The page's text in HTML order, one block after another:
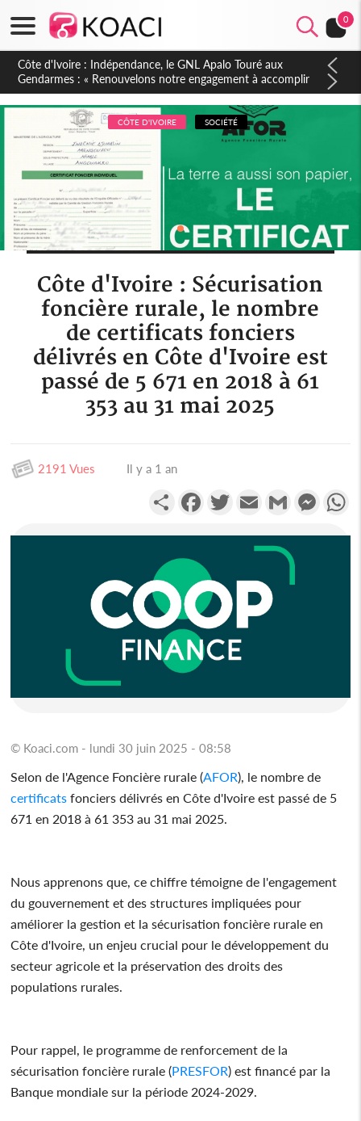
0
Sierra Leone : Un projet de réforme constitutionnelle en
gestation, points clés des amendements, un exclu d'avance
CÔTE D'IVOIRE SOCIÉTÉ
Côte d'Ivoire : Sécurisation
foncière rurale, le nombre
de certificats fonciers
délivrés en Côte d'Ivoire est
passé de 5 671 en 2018 à 61
353 au 31 mai 2025
2191 Vues Il y a 1 an
PartagerFacebookTwitterEmail Gmail
© Koaci.com - lundi 30 juin 2025 - 08:58
Selon de l'Agence Foncière rurale (AFOR), le nombre de
certificats fonciers délivrés en Côte d'Ivoire est passé de 5
671 en 2018 à 61 353 au 31 mai 2025.
Nous apprenons que, ce chiffre témoigne de l'engagement
du gouvernement et des structures impliquées pour
améliorer la gestion et la sécurisation foncière rurale en
Côte d'Ivoire, un enjeu crucial pour le développement du
secteur agricole et la préservation des droits des
populations rurales.
Pour rappel, le programme de renforcement de la
sécurisation foncière rurale (PRESFOR) est financé par la
Banque mondiale sur la période 2024-2029.